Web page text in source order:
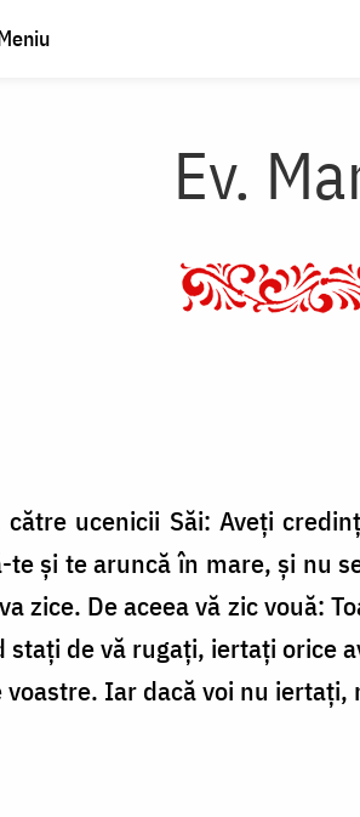
Ev.
ucenicii Săi: Aveți
te și te aruncă în mare, și nu
zice. De aceea vă zic vouă:
stați de vă rugați, iertați orice
Iar dacă voi nu